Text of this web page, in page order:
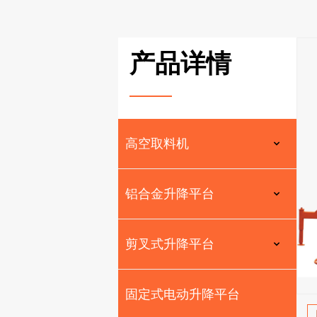
产品详情
———
高空取料机
铝合金升降平台
剪叉式升降平台
固定式电动升降平台